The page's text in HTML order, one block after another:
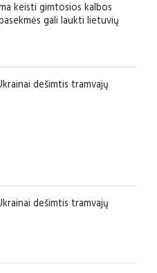
keisti gimtosios kalbos
gali laukti lietuvių
dešimtis tramvajų
dešimtis tramvajų